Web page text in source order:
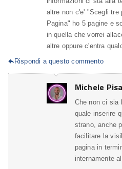
altre non c'e' "Scegli tre
Pagina" ho 5 pagine e
in quella che vorrei
altre oppure c'entra
Rispondi a questo commento
Michele
Che non ci sia
quale inserire
strano, anche
facilitare la
pagina in
internamente